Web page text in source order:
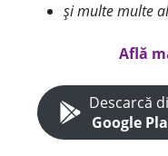
și multe multe
Află
Descarcă
Google